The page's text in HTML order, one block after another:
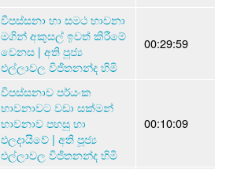
විපස්සනා හා සමථ භාවනා
මගින් අකුසල් ඉවත් කිරීමේ
වෙනස | අති පූජ්‍ය
එල්ලාවල විජිතනන්ද හිමි
00:29:59
විපස්සනාව පර්යංක
භාවනාවට වඩා සක්මන්
භාවනාව පහසු හා
ඵලදායිවේ | අති පූජ්‍ය
එල්ලාවල විජිතනන්ද හිමි
00:10:09